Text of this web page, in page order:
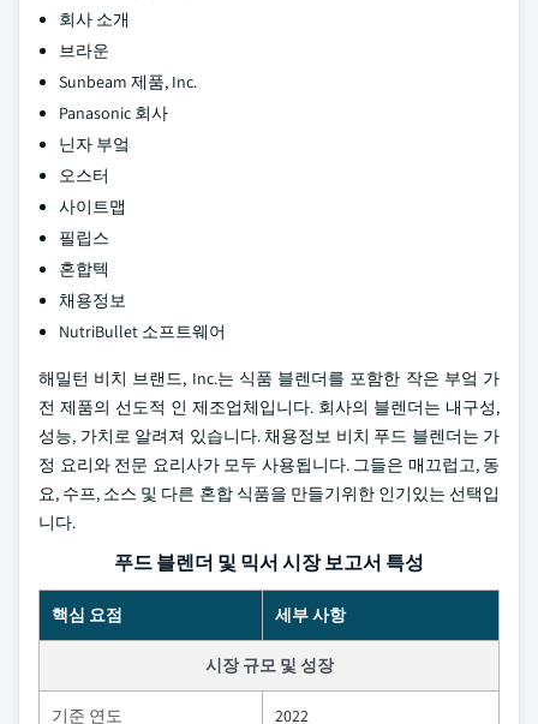
회사 소개
브라운
Sunbeam 제품, Inc.
Panasonic 회사
닌자 부엌
오스터
사이트맵
필립스
혼합텍
채용정보
NutriBullet 소프트웨어
해밀턴 비치 브랜드, Inc.는 식품 블렌더를 포함한 작은 부엌 가
전 제품의 선도적 인 제조업체입니다. 회사의 블렌더는 내구성,
성능, 가치로 알려져 있습니다. 채용정보 비치 푸드 블렌더는 가
정 요리와 전문 요리사가 모두 사용됩니다. 그들은 매끄럽고, 동
요, 수프, 소스 및 다른 혼합 식품을 만들기위한 인기있는 선택입
니다.
푸드 블렌더 및 믹서 시장 보고서 특성
핵심 요점 세부 사항
시장 규모 및 성장
기준 연도 2022